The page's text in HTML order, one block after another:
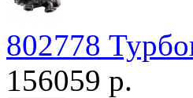
802778
156059 р.